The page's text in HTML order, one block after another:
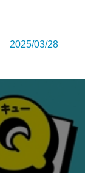
2025/03/28